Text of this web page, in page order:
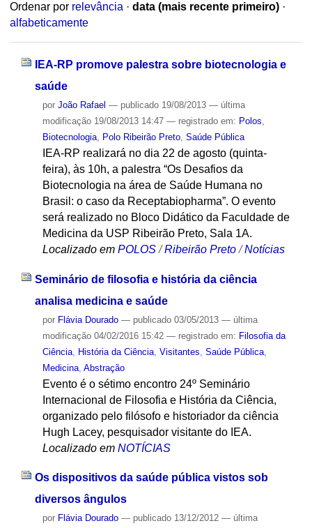
Ordenar por relevância · data (mais recente primeiro) ·
alfabeticamente
IEA-RP promove palestra sobre biotecnologia e
saúde
por João Rafael — publicado19/08/2013 — última
modificação19/08/2013 14:47 — registrado em: Polos
Biotecnologia, Polo Ribeirão Preto, Saúde Pública
IEA-RP realizará no dia 22 de agosto (quinta-
feira), às 10h, a palestra “Os Desafios da
Biotecnologia na área de Saúde Humana no
Brasil: o caso da Receptabiopharma”. O evento
será realizado no Bloco Didático da Faculdade de
Medicina da USP Ribeirão Preto, Sala 1A.
Localizado em POLOS /Ribeirão Preto /Notícias
Seminário de filosofia e história da ciência
analisa medicina e saúde
por Flávia Dourado — publicado03/05/2013 — última
modificação04/02/2016 15:42 — registrado em: Filosofia da
Ciência, História da Ciência, Visitantes Saúde Pública,
Medicina, Abstração
Evento é o sétimo encontro 24º Seminário
Internacional de Filosofia e História da Ciência,
organizado pelo filósofo e historiador da ciência
Hugh Lacey, pesquisador visitante do IEA.
Localizado em NOTÍCIAS
Os dispositivos da saúde pública vistos sob
diversos ângulos
por Flávia Dourado — publicado13/12/2012 — última